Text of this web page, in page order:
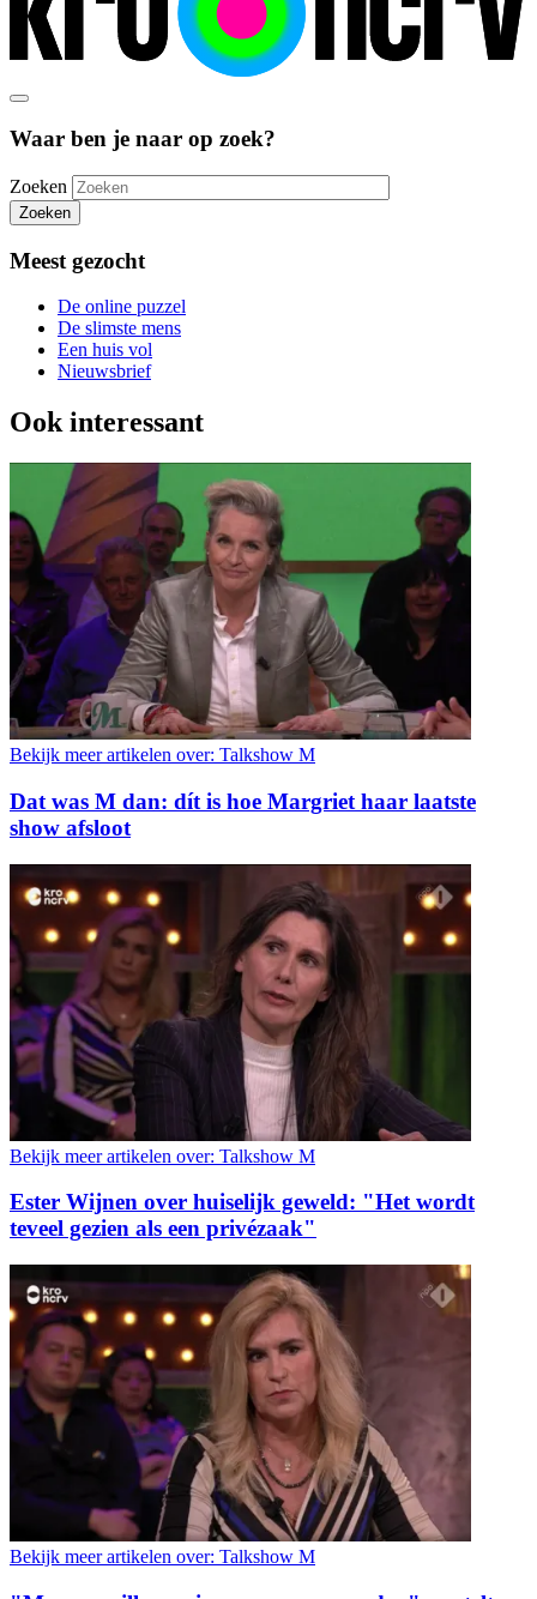
Waar ben je naar op zoek?
Zoeken
Zoeken
Meest gezocht
De online puzzel
De slimste mens
Een huis vol
Nieuwsbrief
Ook interessant
Bekijk meer artikelen over: Talkshow M
Dat was M dan: dít is hoe Margriet haar laatste
show afsloot
Bekijk meer artikelen over: Talkshow M
Ester Wijnen over huiselijk geweld: "Het wordt
teveel gezien als een privézaak"
Bekijk meer artikelen over: Talkshow M